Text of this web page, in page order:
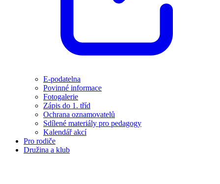
E-podatelna
Povinné informace
Fotogalerie
Zápis do 1. tříd
Ochrana oznamovatelů
Sdílené materiály pro pedagogy
Kalendář akcí
Pro rodiče
Družina a klub